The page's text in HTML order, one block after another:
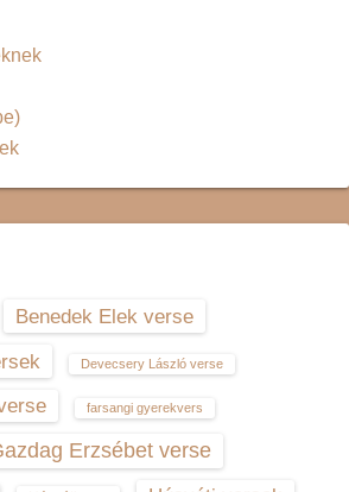
Benedek Elek verse
Devecsery László verse
farsangi gyerekvers
Erzsébet verse